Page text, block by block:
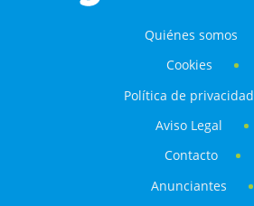
Quiénes somos
Cookies
Política de privacidad
Aviso Legal
Contacto
Anunciantes